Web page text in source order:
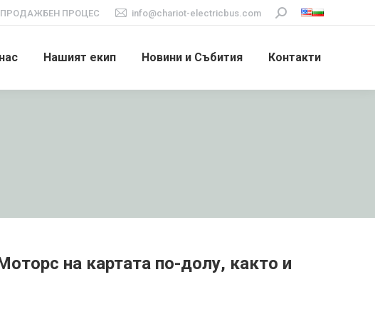
ПРОЦЕС info@chariot-electricbus.com Search:
Нашият екип Новини и Събития Контакти
на картата по-долу, както и